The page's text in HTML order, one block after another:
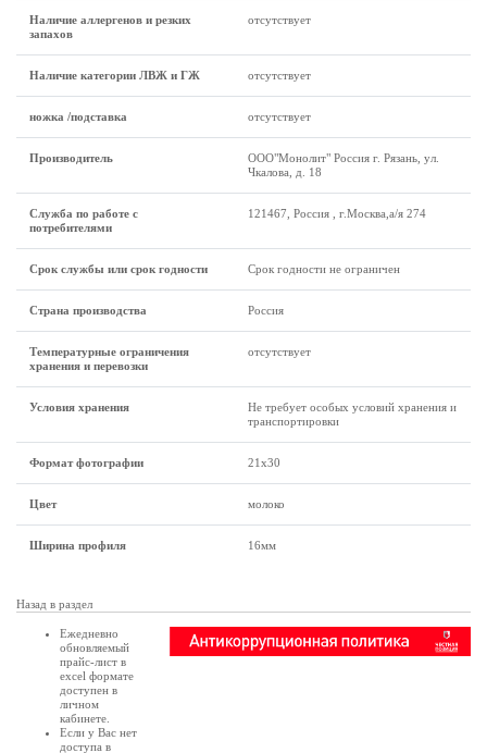
Наличие аллергенов и резких
запахов
отсутствует
Наличие категории ЛВЖ и ГЖ отсутствует
ножка /подставка отсутствует
Производитель
ООО"Монолит" Россия г. Рязань, ул.
Чкалова, д. 18
Служба по работе с
потребителями
121467, Россия , г.Москва,а/я 274
Срок службы или срок годности Срок годности не ограничен
Страна производства Россия
Температурные ограничения
хранения и перевозки
отсутствует
Условия хранения
Не требует особых условий хранения и
транспортировки
Формат фотографии 21x30
Цвет молоко
Ширина профиля 16мм
Назад в раздел
Ежедневно
обновляемый
прайс-лист в
excel формате
доступен в
личном
кабинете
Если у Вас нет
доступа в